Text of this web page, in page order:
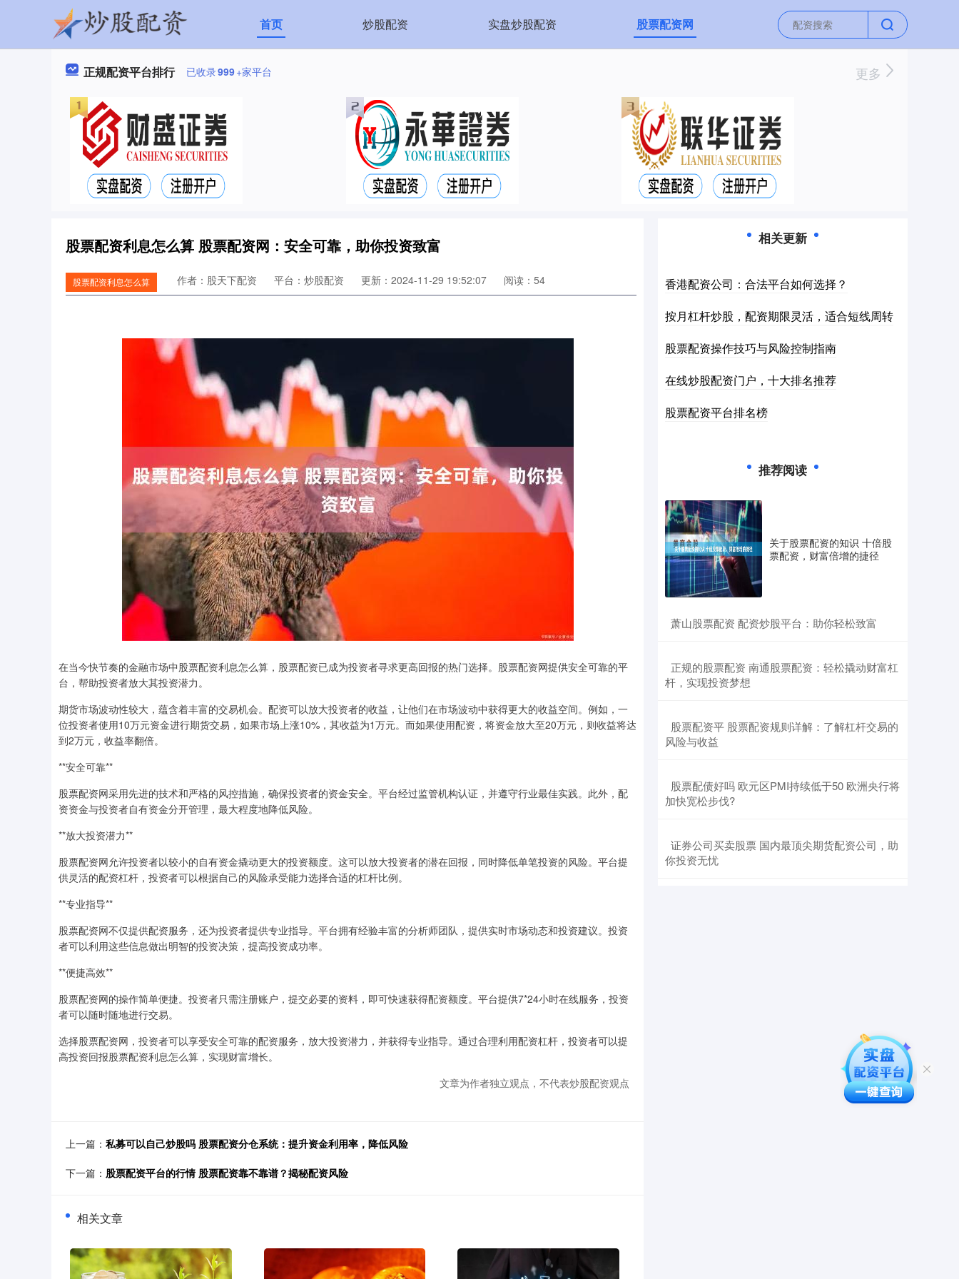
首页 炒股配资 实盘炒股配资 股票配资网
正规配资平台排行 已收录999+家平台 更多
股票配资利息怎么算 股票配资网：安全可靠，助你投资致富
股票配资利息怎么算 作者：股天下配资 平台：炒股配资 更新：2024-11-29 19:52:07 阅读：54
在当今快节奏的金融市场中股票配资利息怎么算，股票配资已成为投资者寻求更高回报的热门选择。股票配资网提供安全可靠的平
台，帮助投资者放大其投资潜力。
期货市场波动性较大，蕴含着丰富的交易机会。配资可以放大投资者的收益，让他们在市场波动中获得更大的收益空间。例如，一
位投资者使用10万元资金进行期货交易，如果市场上涨10%，其收益为1万元。而如果使用配资，将资金放大至20万元，则收益将达
到2万元，收益率翻倍。
**安全可靠**
股票配资网采用先进的技术和严格的风控措施，确保投资者的资金安全。平台经过监管机构认证，并遵守行业最佳实践。此外，配
资资金与投资者自有资金分开管理，最大程度地降低风险。
**放大投资潜力**
股票配资网允许投资者以较小的自有资金撬动更大的投资额度。这可以放大投资者的潜在回报，同时降低单笔投资的风险。平台提
供灵活的配资杠杆，投资者可以根据自己的风险承受能力选择合适的杠杆比例。
**专业指导**
股票配资网不仅提供配资服务，还为投资者提供专业指导。平台拥有经验丰富的分析师团队，提供实时市场动态和投资建议。投资
者可以利用这些信息做出明智的投资决策，提高投资成功率。
**便捷高效**
股票配资网的操作简单便捷。投资者只需注册账户，提交必要的资料，即可快速获得配资额度。平台提供7*24小时在线服务，投资
者可以随时随地进行交易。
选择股票配资网，投资者可以享受安全可靠的配资服务，放大投资潜力，并获得专业指导。通过合理利用配资杠杆，投资者可以提
高投资回报股票配资利息怎么算，实现财富增长。
文章为作者独立观点，不代表炒股配资观点
上一篇： 私募可以自己炒股吗 股票配资分仓系统：提升资金利用率，降低风险
下一篇： 股票配资平台的行情 股票配资靠不靠谱？揭秘配资风险
相关文章
相关更新
香港配资公司：合法平台如何选择？
按月杠杆炒股，配资期限灵活，适合短线周转
股票配资操作技巧与风险控制指南
在线炒股配资门户，十大排名推荐
股票配资平台排名榜
推荐阅读
关于股票配资的知识 十倍股
票配资，财富倍增的捷径
​萧山股票配资 配资炒股平台：助你轻松致富
​正规的股票配资 南通股票配资：轻松撬动财富杠
杆，实现投资梦想
​股票配资平 股票配资规则详解：了解杠杆交易的
风险与收益
​股票配债好吗 欧元区PMI持续低于50 欧洲央行将
加快宽松步伐?
​证券公司买卖股票 国内最顶尖期货配资公司，助
你投资无忧